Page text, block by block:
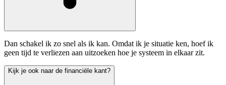
Dan schakel ik zo snel als ik kan. Omdat ik je situatie ken, hoef ik
geen tijd te verliezen aan uitzoeken hoe je systeem in elkaar zit.
Kijk je ook naar de financiële kant?